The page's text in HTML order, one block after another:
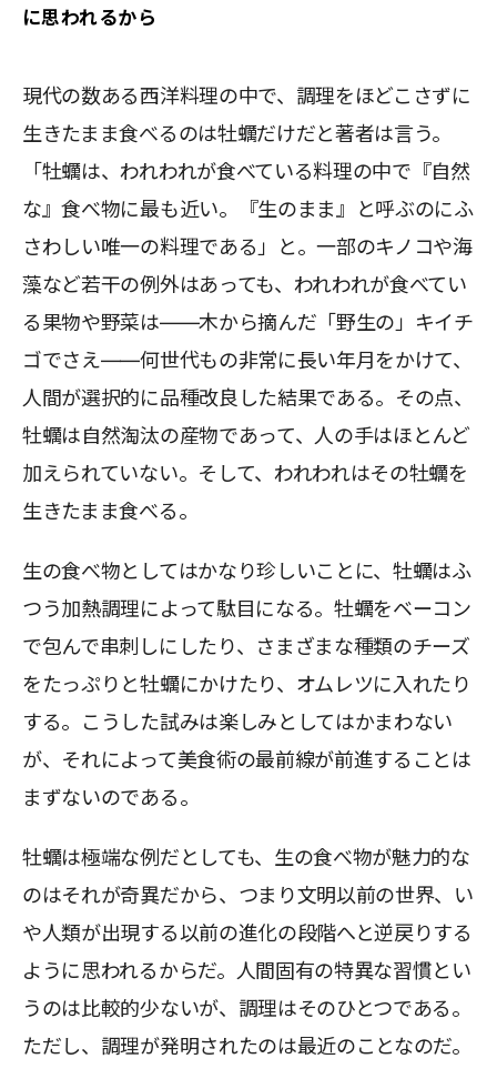
に思われるから
現代の数ある西洋料理の中で、調理をほどこさずに
生きたまま食べるのは牡蠣だけだと著者は言う。
「牡蠣は、われわれが食べている料理の中で『自然
な』食べ物に最も近い。『生のまま』と呼ぶのにふ
さわしい唯一の料理である」と。一部のキノコや海
藻など若干の例外はあっても、われわれが食べてい
る果物や野菜は――木から摘んだ「野生の」キイチ
ゴでさえ――何世代もの非常に長い年月をかけて、
人間が選択的に品種改良した結果である。その点、
牡蠣は自然淘汰の産物であって、人の手はほとんど
加えられていない。そして、われわれはその牡蠣を
生きたまま食べる。
生の食べ物としてはかなり珍しいことに、牡蠣はふ
つう加熱調理によって駄目になる。牡蠣をベーコン
で包んで串刺しにしたり、さまざまな種類のチーズ
をたっぷりと牡蠣にかけたり、オムレツに入れたり
する。こうした試みは楽しみとしてはかまわない
が、それによって美食術の最前線が前進することは
まずないのである。
牡蠣は極端な例だとしても、生の食べ物が魅力的な
のはそれが奇異だから、つまり文明以前の世界、い
や人類が出現する以前の進化の段階へと逆戻りする
ように思われるからだ。人間固有の特異な習慣とい
うのは比較的少ないが、調理はそのひとつである。
ただし、調理が発明されたのは最近のことなのだ。